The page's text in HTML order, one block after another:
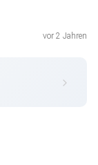
vor 2 Jahren